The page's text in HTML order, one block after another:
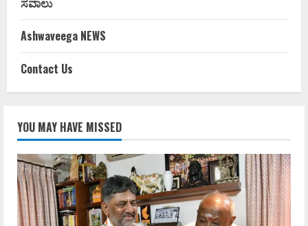
Ashwaveega NEWS
Contact Us
YOU MAY HAVE MISSED